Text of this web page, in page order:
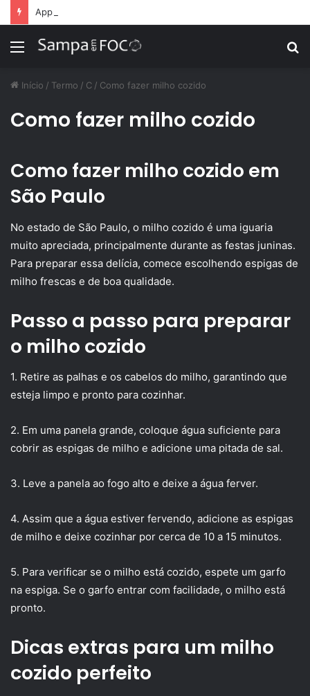
Menu
Início / Termo / C / Como fazer milho cozido
Como fazer milho cozido
Como fazer milho cozido em
São Paulo
No estado de São Paulo, o milho cozido é uma iguaria
muito apreciada, principalmente durante as festas juninas.
Para preparar essa delícia, comece escolhendo espigas de
milho frescas e de boa qualidade.
Passo a passo para preparar
o milho cozido
1. Retire as palhas e os cabelos do milho, garantindo que
esteja limpo e pronto para cozinhar.
2. Em uma panela grande, coloque água suficiente para
cobrir as espigas de milho e adicione uma pitada de sal.
3. Leve a panela ao fogo alto e deixe a água ferver.
4. Assim que a água estiver fervendo, adicione as espigas
de milho e deixe cozinhar por cerca de 10 a 15 minutos.
5. Para verificar se o milho está cozido, espete um garfo
na espiga. Se o garfo entrar com facilidade, o milho está
pronto.
Dicas extras para um milho
cozido perfeito